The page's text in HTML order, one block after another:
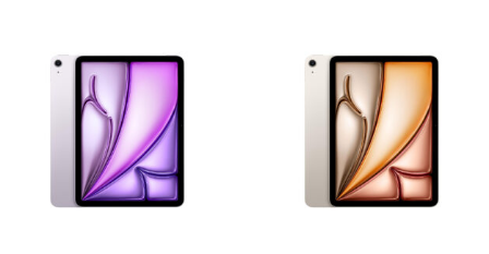
,470
,470
,000